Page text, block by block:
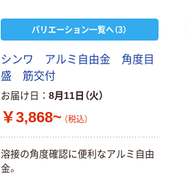
バリエーション一覧へ（3）
シンワ アルミ自由金 角度目
盛 筋交付
お届け日 8月11日（火）
￥3,868~ （税込）
溶接の角度確認に便利なアルミ自由
金。